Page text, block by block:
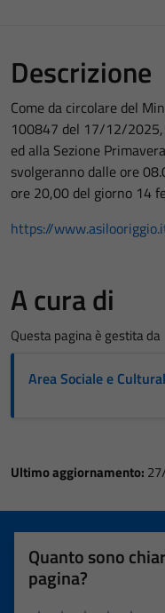
Descrizione
Come da circolare del
100847 del 17/12/2025,
ed alla Sezione
svolgeranno dalle ore
ore 20,00 del giorno 14
https://
A cura di
Questa pagina è gestita da
Area Sociale e
Ultimo aggiornamento:
Quanto sono
pagina?